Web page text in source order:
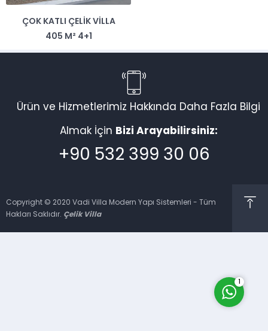
ÇOK KATLI ÇELIK VILLA
405 M² 4+1
Ürün ve Hizmetlerimiz Hakkında Daha Fazla Bilgi
Almak İçin Bizi Arayabilirsiniz:
+90 532 399 30 06
Copyright © 2020 Vadi Villa Modern Yapı Sistemleri - Tüm
Hakları Saklıdır. Çelik Villa
Vadi Villa Canlı Destek
1